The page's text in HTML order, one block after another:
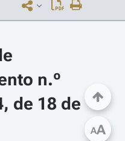
n.º
de 18 de
AA